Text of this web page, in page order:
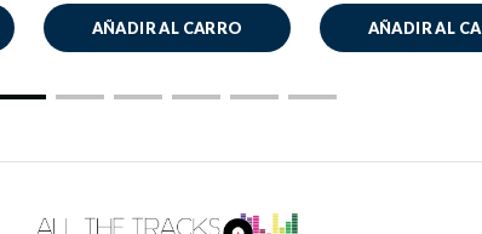
AÑADIR AL CARRO AÑADIR AL